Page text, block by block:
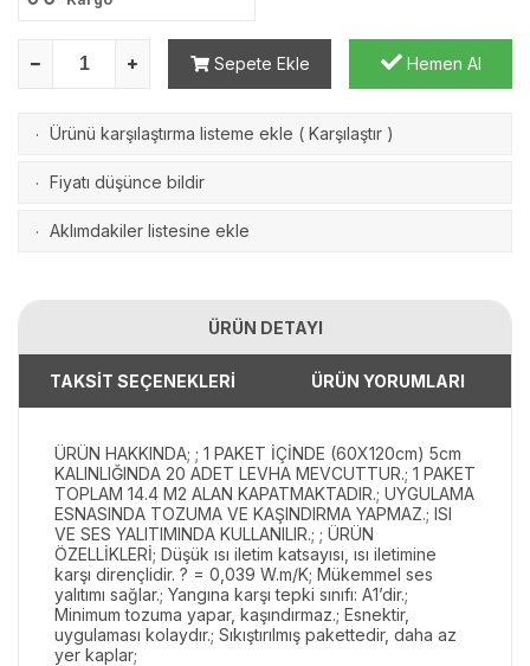
Sepete Ekle Hemen Al
· Ürünü karşılaştırma listeme ekle ( Karşılaştır )
· Fiyatı düşünce bildir
· Aklımdakiler listesine ekle
ÜRÜN DETAYI
TAKSİT SEÇENEKLERİ ÜRÜN YORUMLARI
ÜRÜN HAKKINDA; ; 1 PAKET İÇİNDE (60X120cm) 5cm
KALINLIĞINDA 20 ADET LEVHA MEVCUTTUR.; 1 PAKET
TOPLAM 14.4 M2 ALAN KAPATMAKTADIR.; UYGULAMA
ESNASINDA TOZUMA VE KAŞINDIRMA YAPMAZ.; ISI
VE SES YALITIMINDA KULLANILIR.; ; ÜRÜN
ÖZELLİKLERİ; Düşük ısı iletim katsayısı, ısı iletimine
karşı dirençlidir. ? = 0,039 W.m/K; Mükemmel ses
yalıtımı sağlar.; Yangına karşı tepki sınıfı: A1’dir.;
Minimum tozuma yapar, kaşındırmaz.; Esnektir,
uygulaması kolaydır.; Sıkıştırılmış pakettedir, daha az
yer kaplar;